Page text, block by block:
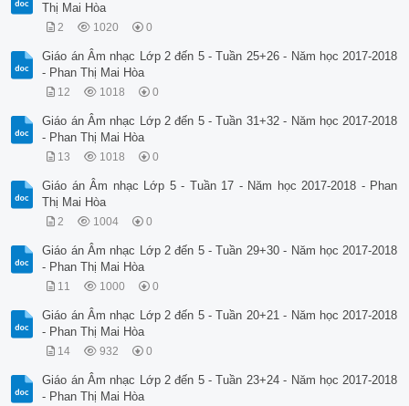
Thị Mai Hòa
2 1020 0
Giáo án Âm nhạc Lớp 2 đến 5 - Tuần 25+26 - Năm học 2017-2018
- Phan Thị Mai Hòa
12 1018 0
Giáo án Âm nhạc Lớp 2 đến 5 - Tuần 31+32 - Năm học 2017-2018
- Phan Thị Mai Hòa
13 1018 0
Giáo án Âm nhạc Lớp 5 - Tuần 17 - Năm học 2017-2018 - Phan
Thị Mai Hòa
2 1004 0
Giáo án Âm nhạc Lớp 2 đến 5 - Tuần 29+30 - Năm học 2017-2018
- Phan Thị Mai Hòa
11 1000 0
Giáo án Âm nhạc Lớp 2 đến 5 - Tuần 20+21 - Năm học 2017-2018
- Phan Thị Mai Hòa
14 932 0
Giáo án Âm nhạc Lớp 2 đến 5 - Tuần 23+24 - Năm học 2017-2018
- Phan Thị Mai Hòa